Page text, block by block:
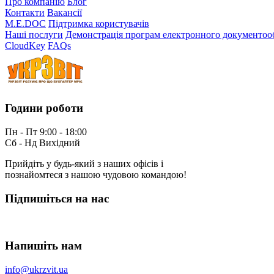
Контакти Вакансії
M.E.DOC Підтримка користувачів
Наші послуги Демонстрація програм електронного
CloudKey FAQs
Години роботи
Пн - Пт 9:00 - 18:00
Сб - Нд Вихідний
Прийдіть у будь-який з наших офісів і
познайомтеся з нашою чудовою командою!
Підпишіться на нас
Напишіть нам
info@ukrzvit.ua